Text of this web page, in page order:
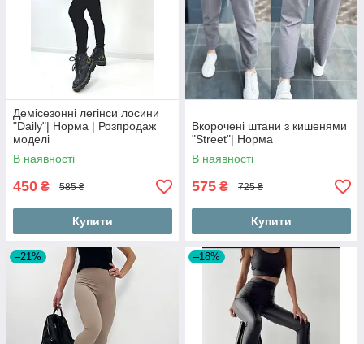
Демісезонні легінси лосини
"Daily"| Норма | Розпродаж
моделі
В наявності
450 ₴ 585 ₴
Купити
Вкорочені штани з кишенями
"Street"| Норма
В наявності
575 ₴ 725 ₴
Купити
–21% –18%